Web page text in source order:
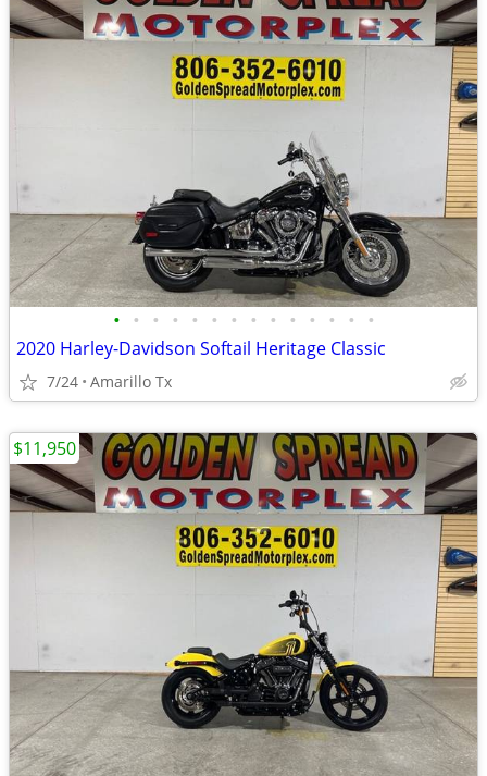
• • • • • • • • • • • • • •
2020 Harley-Davidson Softail Heritage Classic
7/24 Amarillo Tx
$11,950